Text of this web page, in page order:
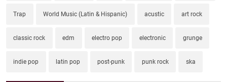
Trap World Music (Latin & Hispanic) acustic art rock
classic rock edm electro pop electronic grunge
indie pop latin pop post-punk punk rock ska